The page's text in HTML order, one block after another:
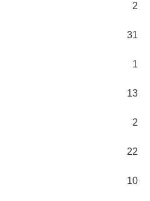
2
31
1
13
2
22
10